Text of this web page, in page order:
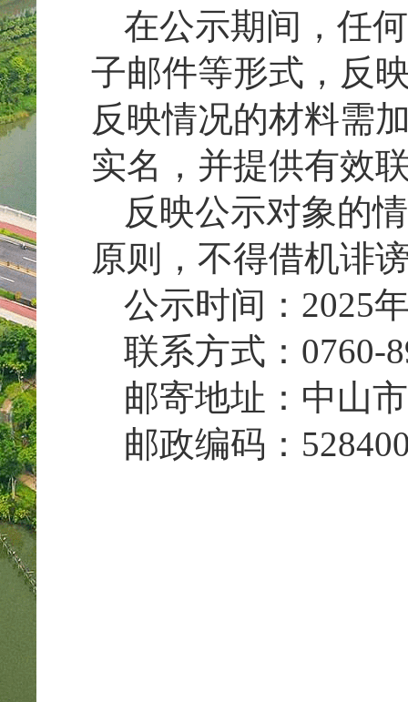
在公示期间，任
子邮件等形式，反
反映情况的材料需
实名，并提供有效
反映公示对象的
原则，不得借机诽
公示时间：2025
联系方式：0760-
邮寄地址：中山
邮政编码：